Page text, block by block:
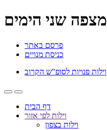
מצפה שני הימים
פרסם באתר
כניסת מנויים
וילות פנויות לסופ"ש הקרוב
דף הבית
וילות לפי אזור
וילות בצפון